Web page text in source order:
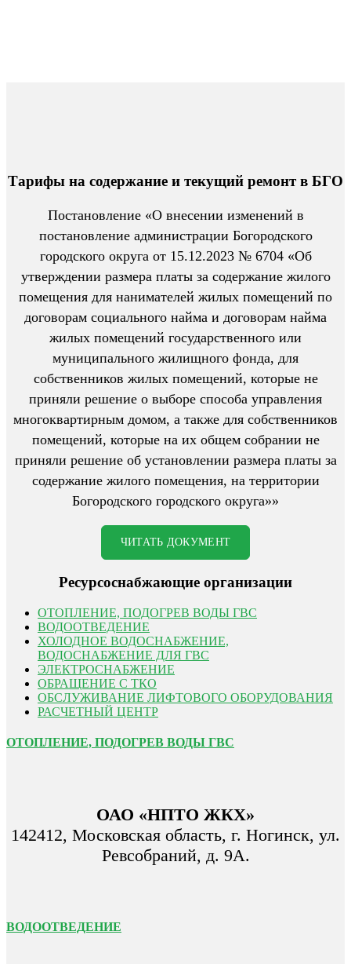
Тарифы на содержание и текущий ремонт в БГО
Постановление «О внесении изменений в
постановление администрации Богородского
городского округа от 15.12.2023 № 6704 «Об
утверждении размера платы за содержание жилого
помещения для нанимателей жилых помещений по
договорам социального найма и договорам найма
жилых помещений государственного или
муниципального жилищного фонда, для
собственников жилых помещений, которые не
приняли решение о выборе способа управления
многоквартирным домом, а также для собственников
помещений, которые на их общем собрании не
приняли решение об установлении размера платы за
содержание жилого помещения, на территории
Богородского городского округа»»
ЧИТАТЬ ДОКУМЕНТ
Ресурсоснабжающие организации
ОТОПЛЕНИЕ, ПОДОГРЕВ ВОДЫ ГВС
ВОДООТВЕДЕНИЕ
ХОЛОДНОЕ ВОДОСНАБЖЕНИЕ,
ВОДОСНАБЖЕНИЕ ДЛЯ ГВС
ЭЛЕКТРОСНАБЖЕНИЕ
ОБРАЩЕНИЕ С ТКО
ОБСЛУЖИВАНИЕ ЛИФТОВОГО ОБОРУДОВАНИЯ
РАСЧЕТНЫЙ ЦЕНТР
ОТОПЛЕНИЕ, ПОДОГРЕВ ВОДЫ ГВС
ОАО «НПТО ЖКХ»
142412, Московская область, г. Ногинск, ул.
Ревсобраний, д. 9А.
ВОДООТВЕДЕНИЕ